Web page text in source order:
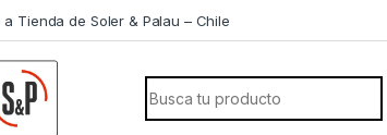
a Tienda de Soler & Palau – Chile
Búsqueda de: